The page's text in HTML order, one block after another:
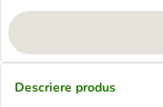
Descriere produs